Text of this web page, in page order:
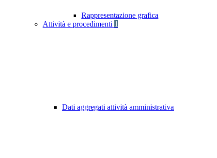
Rappresentazione grafica
Attività e procedimenti 1
Dati aggregati attività amministrativa